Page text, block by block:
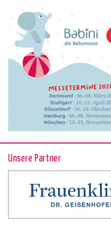
Unsere Partner